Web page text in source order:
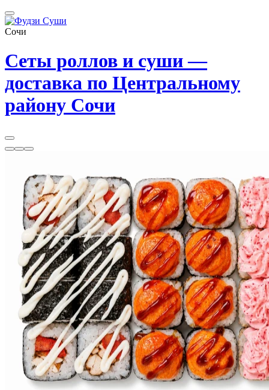
Сочи
Сеты роллов и суши —
доставка по Центральному
району Сочи